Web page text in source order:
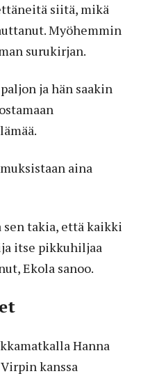
siitä, mikä
Myöhemmin
surukirjan.
ja hän saakin
aina
takia, että kaikki
itse pikkuhiljaa
Ekola sanoo.
Hanna
kanssa